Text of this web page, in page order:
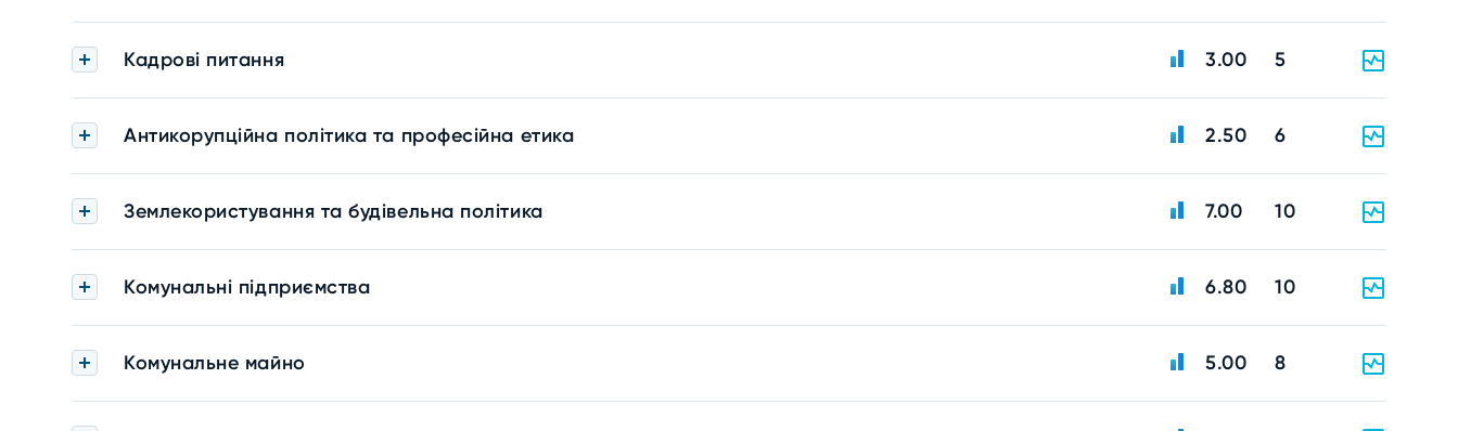
Кадрові питання 3.00 5
Антикорупційна політика та професійна етика 2.50 6
Землекористування та будівельна політика 7.00 10
Комунальні підприємства 6.80 10
Комунальне майно 5.00 8